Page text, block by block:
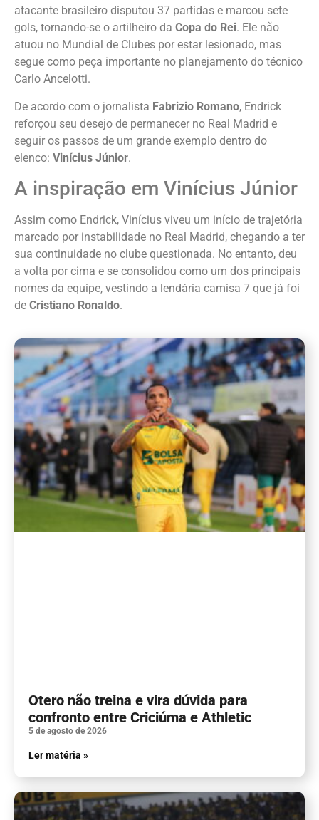
atacante brasileiro disputou 37 partidas e marcou sete
gols, tornando-se o artilheiro da Copa do Rei. Ele não
atuou no Mundial de Clubes por estar lesionado, mas
segue como peça importante no planejamento do técnico
Carlo Ancelotti.
De acordo com o jornalista Fabrizio Romano, Endrick
reforçou seu desejo de permanecer no Real Madrid e
seguir os passos de um grande exemplo dentro do
elenco: Vinícius Júnior.
A inspiração em Vinícius Júnior
Assim como Endrick, Vinícius viveu um início de trajetória
marcado por instabilidade no Real Madrid, chegando a ter
sua continuidade no clube questionada. No entanto, deu
a volta por cima e se consolidou como um dos principais
nomes da equipe, vestindo a lendária camisa 7 que já foi
de Cristiano Ronaldo.
Otero não treina e vira dúvida para
confronto entre Criciúma e Athletic
5 de agosto de 2026
Ler matéria »